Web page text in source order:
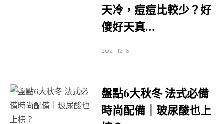
天冷，痘痘比較少？好
傻好天真…
2021-12-6
盤點6大秋冬 法式必備
時尚配備｜玻尿酸也上